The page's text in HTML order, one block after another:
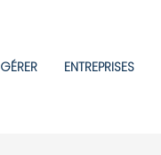
GÉRER ENTREPRISES